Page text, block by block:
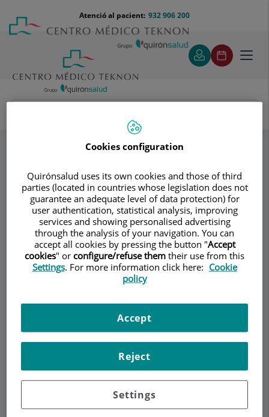
contingut
Menú
teléfono
cabecera
932 906 200
Atenció al pacient:
Dra. María Colomé Calafí
Cirurgia nasal estètica (rinoplàstia)
Quan és recomanable una rinoplàstia?
Consultori
Dra. María Colomé
Calafí
OTORRINOLARINGOLOGIA
EquipContacte
Demanar Cita
Cookies configuration
Quirónsalud uses its own cookies and those of third
parties (located in countries whose legislation does not
guarantee an adequate level of data protection) for
user authentication, statistical analysis, improving
services and showing personalised advertising
through the analysis of your navigation. You can
accept all cookies by pressing the button "Accept
cookies" or configure/refuse them their use from this
Settings. For more information click here: Cookie
policy
Settings
Reject
Accept